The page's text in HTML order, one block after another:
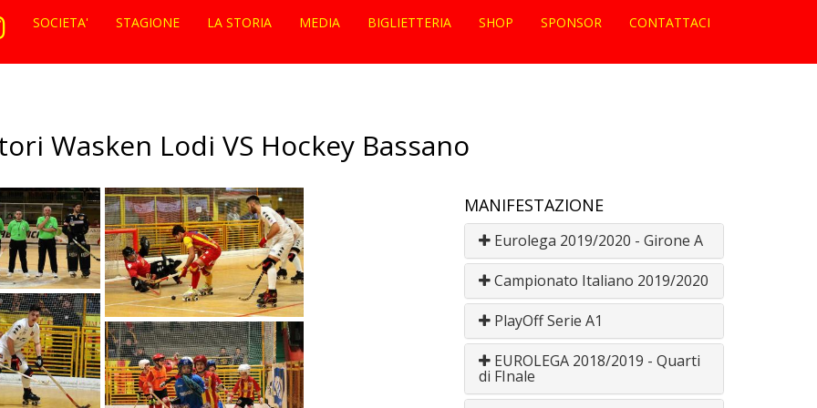
SOCIETA' STAGIONE LA STORIA MEDIA BIGLIETTERIA SHOP SPONSOR CONTATTACI
Wasken Lodi VS Hockey Bassano
MANIFESTAZIONE
Eurolega 2019/2020 - Girone A
Campionato Italiano 2019/2020
PlayOff Serie A1
EUROLEGA 2018/2019 - Quarti
di FInale